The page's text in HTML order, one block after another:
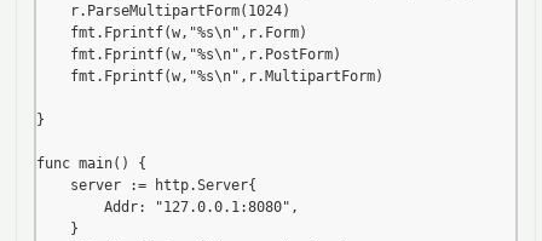
}
func main() {